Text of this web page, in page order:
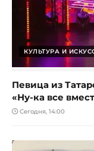
КУЛЬТУРА И
Певица из
«Ну-ка все
Сегодня, 14:00